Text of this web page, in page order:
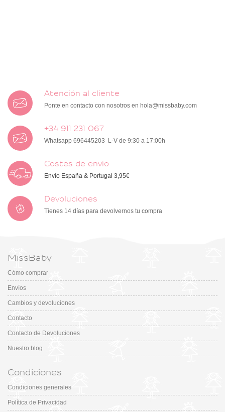
Atención al cliente
Ponte en contacto con nosotros en hola@missbaby.com
+34 911 231 067
Whatsapp 696445203 L-V de 9:30 a 17:00h
Costes de envío
Envío España & Portugal 3,95€
Devoluciones
Tienes 14 días para devolvernos tu compra
MissBaby
Cómo comprar
Envíos
Cambios y devoluciones
Contacto
Contacto de Devoluciones
Nuestro blog
Condiciones
Condiciones generales
Política de Privacidad